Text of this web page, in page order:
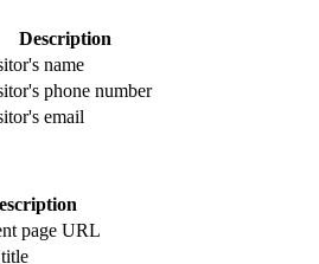
Description
name
phone number
email
page URL